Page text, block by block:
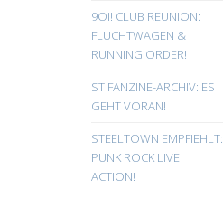
9Oi! CLUB REUNION:
FLUCHTWAGEN &
RUNNING ORDER!
ST FANZINE-ARCHIV: ES
GEHT VORAN!
STEELTOWN EMPFIEHLT:
PUNK ROCK LIVE
ACTION!